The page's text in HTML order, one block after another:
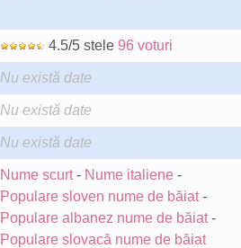
4.5/5 stele 96 voturi
Nu există date
Nu există date
Nu există date
Nume scurt- Nume italiene -
Populare sloven nume de băiat-
Populare albanez nume de băiat-
Populare slovacă nume de băiat